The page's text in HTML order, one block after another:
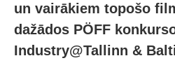
un vairākiem topošo
dažādos PÖFF
Industry@Tallinn &